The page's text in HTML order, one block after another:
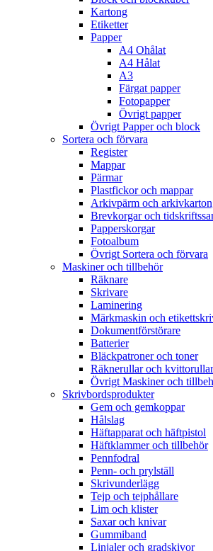
Kartong
Etiketter
Papper
A4 Ohålat
A4 Hålat
A3
Färgat papper
Fotopapper
Övrigt papper
Övrigt Papper och block
Sortera och förvara
Register
Mappar
Pärmar
Plastfickor och mappar
Arkivpärm och
Brevkorgar och
Papperskorgar
Fotoalbum
Övrigt Sortera och förvara
Maskiner och tillbehör
Räknare
Skrivare
Laminering
Märkmaskin och
Dokumentförstörare
Batterier
Bläckpatroner och toner
Räknerullar och kvittorullar
Övrigt Maskiner och
Skrivbordsprodukter
Gem och gemkoppar
Hålslag
Häftapparat och häftpistol
Häftklammer och tillbehör
Pennfodral
Penn- och prylställ
Skrivunderlägg
Tejp och tejphållare
Lim och klister
Saxar och knivar
Gummiband
Linjaler och gradskivor